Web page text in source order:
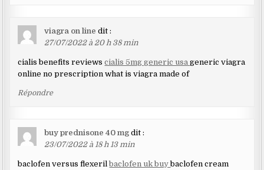
viagra on line dit :
27/07/2022 à 20 h 38 min
cialis benefits reviewscialis 5mg generic usageneric viagra
online no prescription what is viagra made of
Répondre
buy prednisone 40 mg dit :
23/07/2022 à 18 h 13 min
baclofen versus flexerilbaclofen uk buybaclofen cream